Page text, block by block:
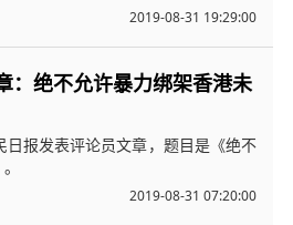
2019-08-31 19:29:00
：绝不允许暴力绑架香港未
报发表评论员文章，题目是《绝不
2019-08-31 07:20:00